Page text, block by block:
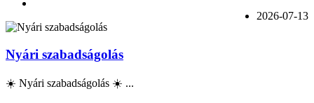
2026-07-13
Nyári szabadságolás
☀️ Nyári szabadságolás ☀️ ...